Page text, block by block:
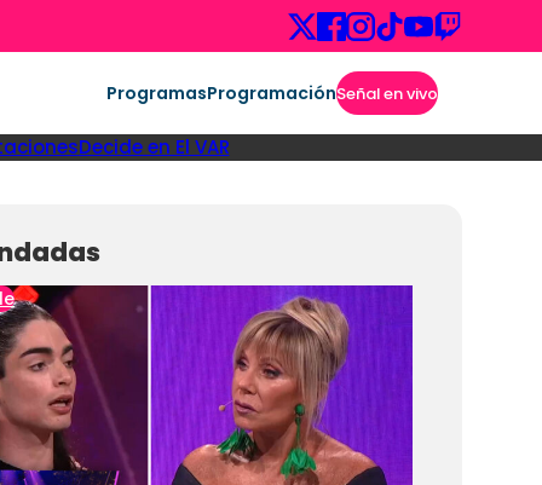
ProgramasProgramaciónSeñal en vivo
Decide en El VAR